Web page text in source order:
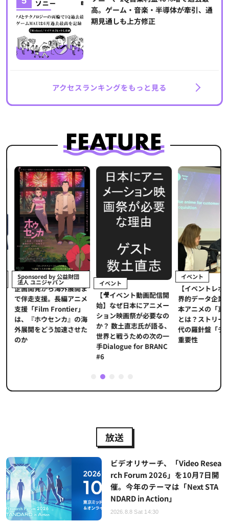
高。ゲーム・音楽・半導体が牽引、通
期見通しも上方修正
アクセスランキングをもっと見る
Sponsored by 公益財団
法人 ユニジャパン
企画開発から海外展開ま
で伴走支援。長編アニメ
支援「Film Frontier」
は、『ホウセンカ』の海
外展開をどう加速させた
のか
イベント
【🎥イベント動画配信開
始】なぜ日本にアニメー
ション映画祭が必要なの
か？ 数土直志氏が語る、
世界と戦うための次の一
手Dialogue for BRANC
#6
イベント
【イベントレポ
界的データ企業
本アニメの「真
とは？ストリー
代の羅針盤「デ
重要性
2
放送
ビデオリサーチ、「Video Resea
rch Forum 2026」を10月7日開
催。今年のテーマは「Next STA
NDARD in Action」
2026.8.8 Sat 14:30